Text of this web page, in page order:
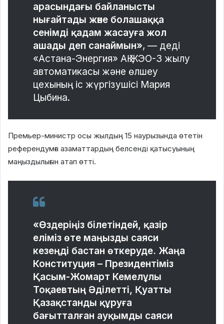
арасындағы байланысты
нығайтады және болашаққа
сенімді қадам жасауға жол
ашады деп санаймын», — деді
«Астана-Энергия» АҚ ЖЭО-3 жылу
автоматикасы және өлшеу
цехының іс жүргізушісі Мария
Цыбина.
Премьер-министр осы жылдың 15 наурызында өтетін
референдумға азаматтардың белсенді қатысуының
маңыздылығын атап өтті.
«Өздеріңіз білетіндей, қазір
еліміз өте маңызды саяси
кезеңді бастан өткеруде. Жаңа
Конституция – Президентіміз
Қасым-Жомарт Кемелұлы
Тоқаевтың Әділетті, Қуатты
Қазақстанды құруға
бағытталған ауқымды саяси